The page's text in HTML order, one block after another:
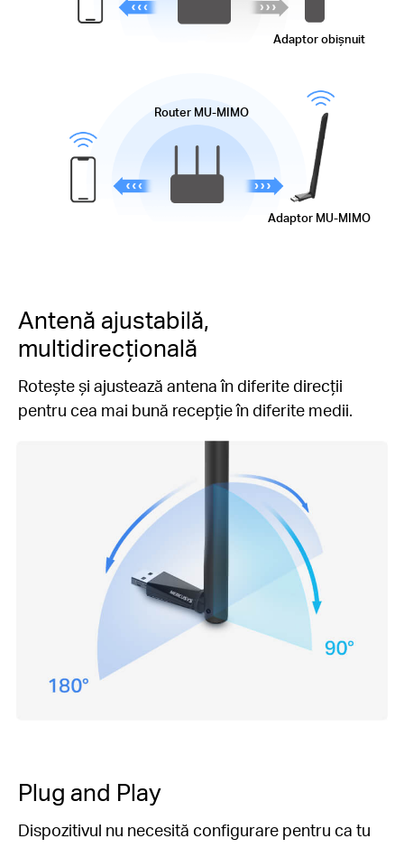
Adaptor obișnuit
Router MU-MIMO
Adaptor MU-MIMO
Antenă ajustabilă,
multidirecțională
Rotește și ajustează antena în diferite direcții
pentru cea mai bună recepție în diferite medii.
Plug and Play
Dispozitivul nu necesită configurare pentru ca tu